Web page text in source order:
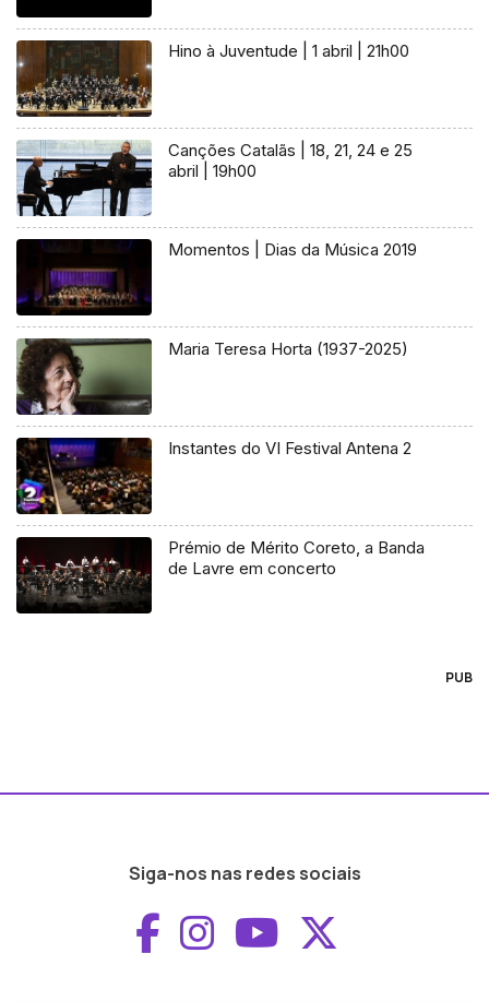
Hino à Juventude | 1 abril | 21h00
Canções Catalãs | 18, 21, 24 e 25
abril | 19h00
Momentos | Dias da Música 2019
Maria Teresa Horta (1937-2025)
Instantes do VI Festival Antena 2
Prémio de Mérito Coreto, a Banda
de Lavre em concerto
PUB
Siga-nos nas redes sociais
Aceder ao
Aceder ao
Aceder ao